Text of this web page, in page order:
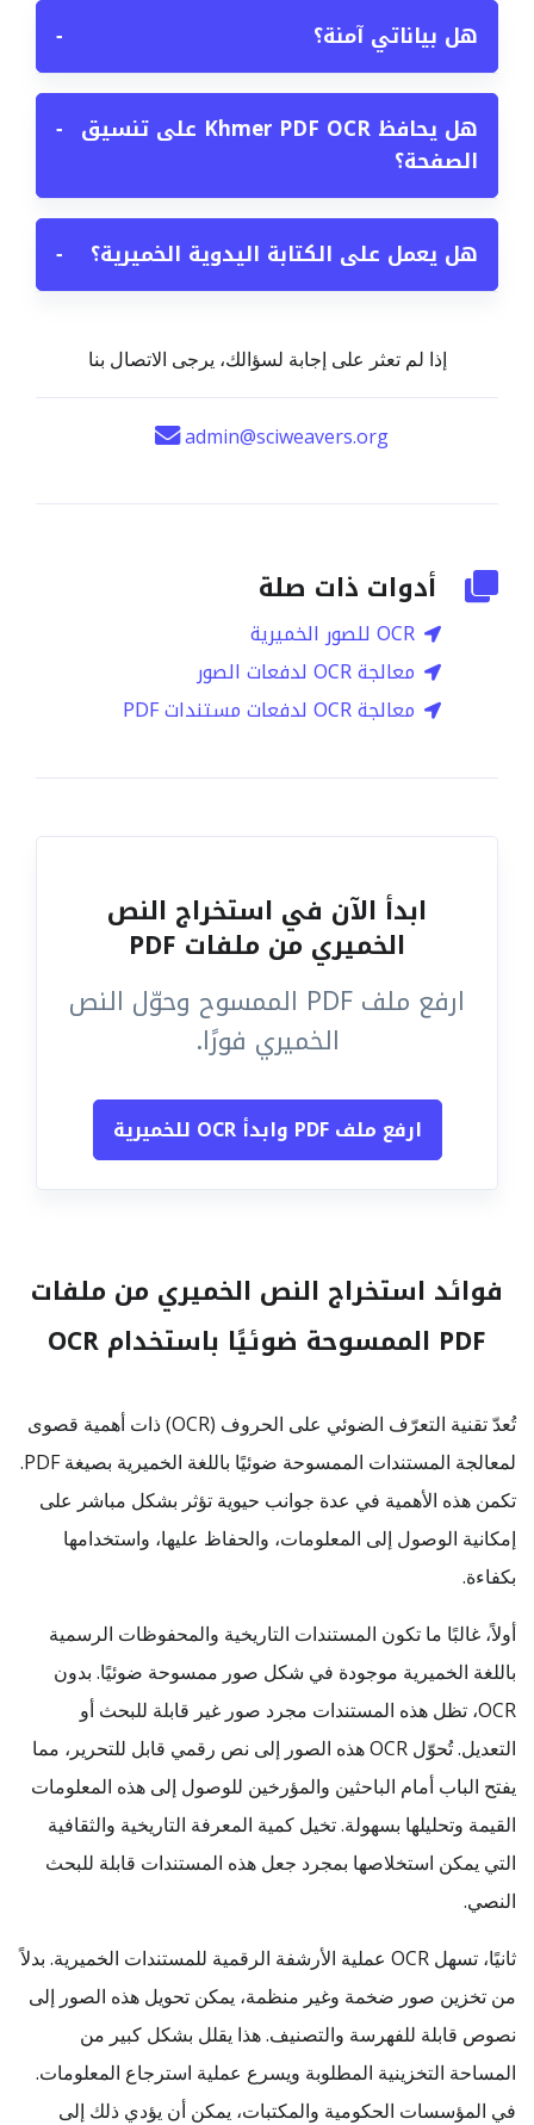
هل بياناتي آمنة؟ −
هل يحافظ Khmer PDF OCR على تنسيق
الصفحة؟
−
هل يعمل على الكتابة اليدوية الخميرية؟ −
إذا لم تعثر على إجابة لسؤالك، يرجى الاتصال بنا
admin@sciweavers.org
أدوات ذات صلة
OCR للصور الخميرية
معالجة OCR لدفعات الصور
معالجة OCR لدفعات مستندات PDF
ابدأ الآن في استخراج النص
الخميري من ملفات PDF
ارفع ملف PDF الممسوح وحوّل النص
الخميري فورًا.
ارفع ملف PDF وابدأ OCR للخميرية
فوائد استخراج النص الخميري من ملفات
PDF الممسوحة ضوئيًا باستخدام OCR
تُعدّ تقنية التعرّف الضوئي على الحروف (OCR) ذات أهمية قصوى
لمعالجة المستندات الممسوحة ضوئيًا باللغة الخميرية بصيغة PDF.
تكمن هذه الأهمية في عدة جوانب حيوية تؤثر بشكل مباشر على
إمكانية الوصول إلى المعلومات، والحفاظ عليها، واستخدامها
بكفاءة.
أولاً، غالبًا ما تكون المستندات التاريخية والمحفوظات الرسمية
باللغة الخميرية موجودة في شكل صور ممسوحة ضوئيًا. بدون
OCR، تظل هذه المستندات مجرد صور غير قابلة للبحث أو
التعديل. تُحوّل OCR هذه الصور إلى نص رقمي قابل للتحرير، مما
يفتح الباب أمام الباحثين والمؤرخين للوصول إلى هذه المعلومات
القيمة وتحليلها بسهولة. تخيل كمية المعرفة التاريخية والثقافية
التي يمكن استخلاصها بمجرد جعل هذه المستندات قابلة للبحث
النصي.
ثانيًا، تسهل OCR عملية الأرشفة الرقمية للمستندات الخميرية. بدلاً
من تخزين صور ضخمة وغير منظمة، يمكن تحويل هذه الصور إلى
نصوص قابلة للفهرسة والتصنيف. هذا يقلل بشكل كبير من
المساحة التخزينية المطلوبة ويسرع عملية استرجاع المعلومات.
في المؤسسات الحكومية والمكتبات، يمكن أن يؤدي ذلك إلى